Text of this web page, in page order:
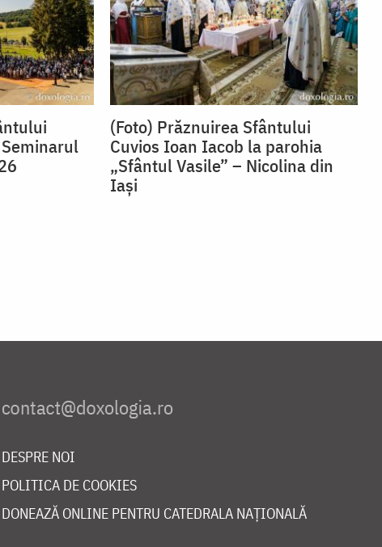
(Foto) Prăznuirea Sfântului
Cuvios Ioan Iacob la parohia
„Sfântul Vasile” – Nicolina din
Iași
DESPRE NOI
POLITICA DE COOKIES
DONEAZĂ ONLINE PENTRU CATEDRALA NAȚIONALĂ